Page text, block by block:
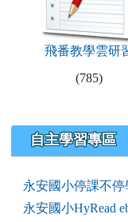
飛番教學雲研
(785)
右邊區域內容
自主學習專區
永安國小停課不停
永安國小HyRead